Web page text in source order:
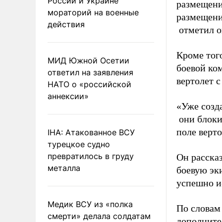
мораторий на военные
действия
МИД Южной Осетии
ответил на заявления
НАТО о «российской
аннексии»
IHA: Атакованное ВСУ
турецкое судно
превратилось в груду
металла
Медик ВСУ из «полка
смерти» делала солдатам
отметил
Кроме
боевой
вертолет
«Уже
они
поле
Он
боевую
успешно
По словам